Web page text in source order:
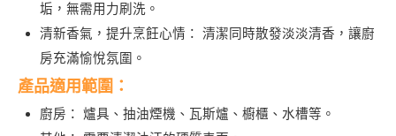
垢，無需用力刷洗。
清新香氣，提升烹飪心情： 清潔同時散發淡淡清香，讓廚
房充滿愉悅氛圍。
產品適用範圍：
廚房： 爐具、抽油煙機、瓦斯爐、櫥櫃、水槽等。